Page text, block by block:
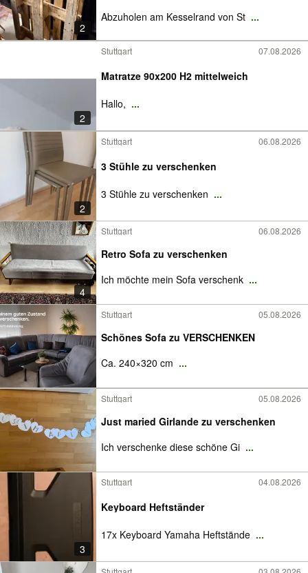
2
Abzuholen am Kesselrand von St ...
2
Stuttgart 07.08.2026
Matratze 90x200 H2 mittelweich
Hallo, ...
2
Stuttgart 06.08.2026
3 Stühle zu verschenken
3 Stühle zu verschenken ...
4
Stuttgart 06.08.2026
Retro Sofa zu verschenken
Ich möchte mein Sofa verschenk ...
Stuttgart 05.08.2026
Schönes Sofa zu VERSCHENKEN
Ca. 240×320 cm ...
Stuttgart 05.08.2026
Just maried Girlande zu verschenken
Ich verschenke diese schöne Gi ...
3
Stuttgart 04.08.2026
Keyboard Heftständer
17x Keyboard Yamaha Heftstände ...